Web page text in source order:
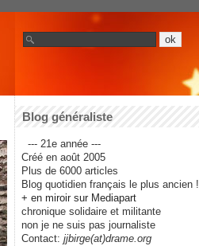
Blog généraliste
--- 21e année ---
Créé en août 2005
Plus de 6000 articles
Blog quotidien français le plus ancien !
+ en miroir sur Mediapart
chronique solidaire et militante
non je ne suis pas journaliste
Contact: jjbirge(at)drame.org